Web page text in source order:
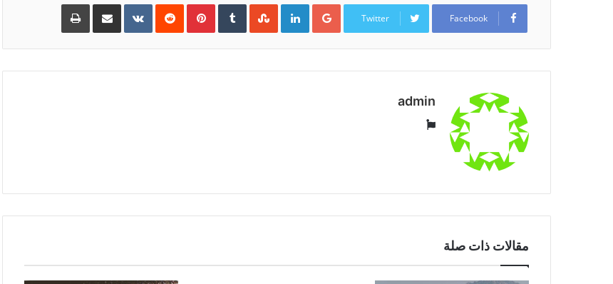
Facebook
Twitter
Google+
LinkedIn
Pinterest مشاركة
البريد
طباعة
admin
مقالات ذات صلة